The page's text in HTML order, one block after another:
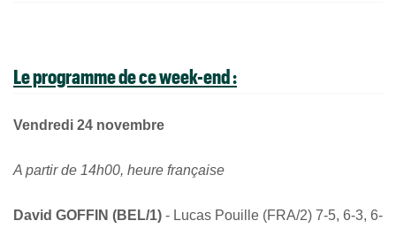
Le programme de ce week-end :
Vendredi 24 novembre
A partir de 14h00, heure française
David GOFFIN (BEL/1) - Lucas Pouille (FRA/2) 7-5, 6-3, 6-